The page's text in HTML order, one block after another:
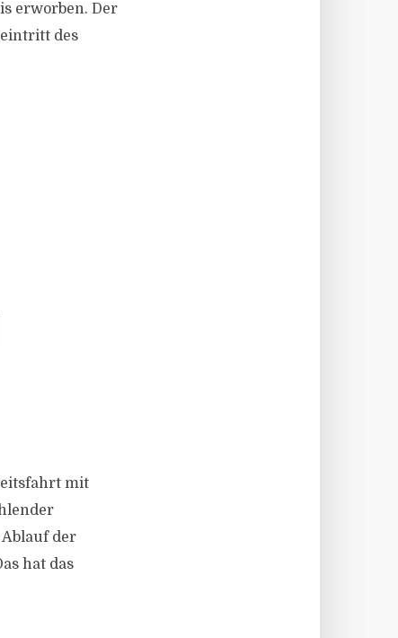
erworben. Der
des
mit
der
hat das